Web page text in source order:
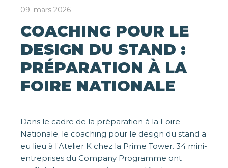
09. mars 2026
COACHING POUR LE
DESIGN DU STAND :
PRÉPARATION À LA
FOIRE NATIONALE
Dans le cadre de la préparation à la Foire
Nationale, le coaching pour le design du stand a
eu lieu à l’Atelier K chez la Prime Tower. 34 mini-
entreprises du Company Programme ont